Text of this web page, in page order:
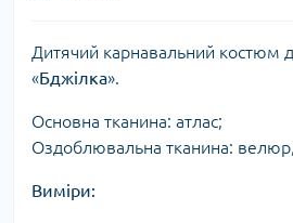
Дитячий карнавальний костюм
«Бджілка».
Основна тканина: атлас;
Оздоблювальна тканина:
Виміри: